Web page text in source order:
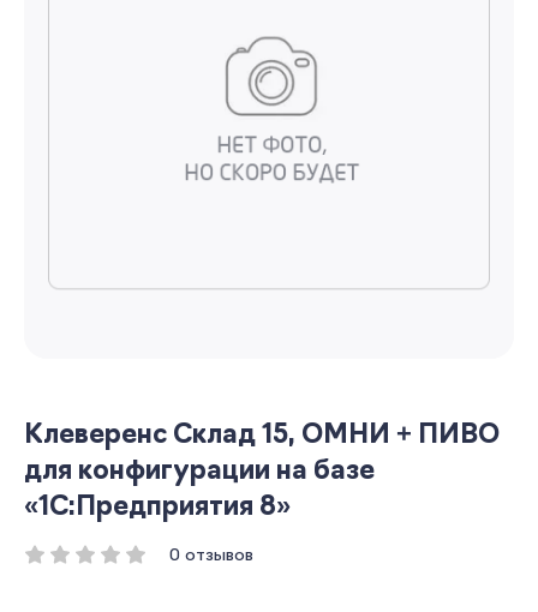
Клеверенс Склад 15, ОМНИ + ПИВО
для конфигурации на базе
«1С:Предприятия 8»
0 отзывов